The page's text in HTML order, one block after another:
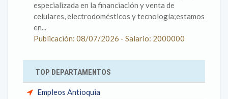
especializada en la financiación y venta de
celulares, electrodomésticos y tecnología;estamos
en...
Publicación: 08/07/2026 - Salario: 2000000
TOP DEPARTAMENTOS
Empleos Antioquia